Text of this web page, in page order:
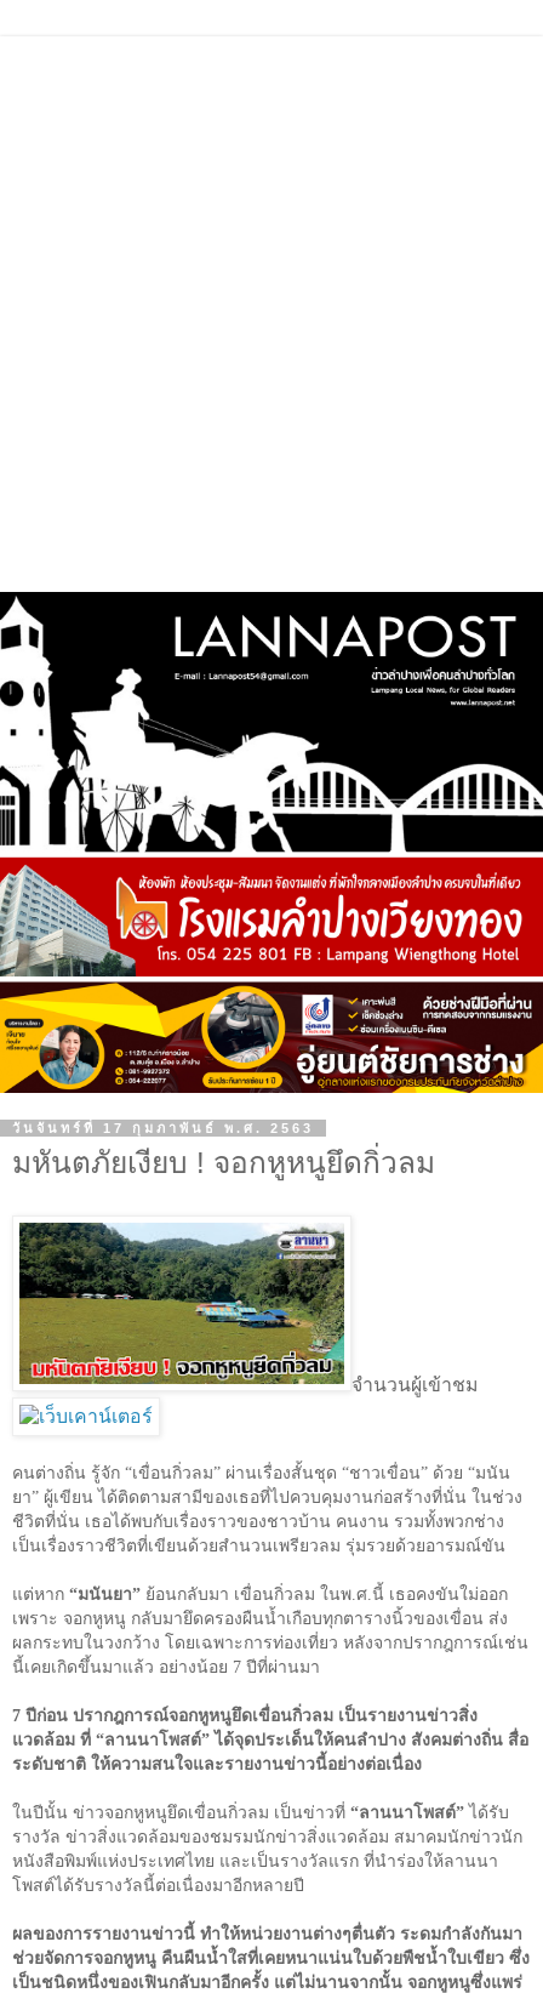
วันจันทร์ที่ 17 กุมภาพันธ์ พ.ศ. 2563
มหันตภัยเงียบ ! จอกหูหนูยึดกิ่วลม
จำนวนผู้เข้าชม
คนต่างถิ่น รู้จัก “เขื่อนกิ่วลม” ผ่านเรื่องสั้นชุด “ชาวเขื่อน” ด้วย “มนัน
ยา” ผู้เขียน ได้ติดตามสามีของเธอที่ไปควบคุมงานก่อสร้างที่นั่น ในช่วง
ชีวิตที่นั่น เธอได้พบกับเรื่องราวของชาวบ้าน คนงาน รวมทั้งพวกช่าง
เป็นเรื่องราวชีวิตที่เขียนด้วยสำนวนเพรียวลม รุ่มรวยด้วยอารมณ์ขัน
แต่หาก “มนันยา” ย้อนกลับมา เขื่อนกิ่วลม ในพ.ศ.นี้ เธอคงขันใม่ออก
เพราะ จอกหูหนู กลับมายึดครองผืนน้ำเกือบทุกตารางนิ้วของเขื่อน ส่ง
ผลกระทบในวงกว้าง โดยเฉพาะการท่องเที่ยว หลังจากปรากฎการณ์เช่น
นี้เคยเกิดขึ้นมาแล้ว อย่างน้อย 7 ปีที่ผ่านมา
7 ปีก่อน ปรากฎการณ์จอกหูหนูยึดเขื่อนกิ่วลม เป็นรายงานข่าวสิ่ง
แวดล้อม ที่ “ลานนาโพสต์” ได้จุดประเด็นให้คนลำปาง สังคมต่างถิ่น สื่อ
ระดับชาติ ให้ความสนใจและรายงานข่าวนี้อย่างต่อเนื่อง
ในปีนั้น ข่าวจอกหูหนูยึดเขื่อนกิ่วลม เป็นข่าวที่ “ลานนาโพสต์” ได้รับ
รางวัล ข่าวสิ่งแวดล้อมของชมรมนักข่าวสิ่งแวดล้อม สมาคมนักข่าวนัก
หนังสือพิมพ์แห่งประเทศไทย และเป็นรางวัลแรก ที่นำร่องให้ลานนา
โพสต์ได้รับรางวัลนี้ต่อเนื่องมาอีกหลายปี
ผลของการรายงานข่าวนี้ ทำให้หน่วยงานต่างๆตื่นตัว ระดมกำลังกันมา
ช่วยจัดการจอกหูหนู คืนผืนน้ำใสที่เคยหนาแน่นใบด้วยพืชน้ำใบเขียว ซึ่ง
เป็นชนิดหนึ่งของเฟินกลับมาอีกครั้ง แต่ไม่นานจากนั้น จอกหูหนูซึ่งแพร่